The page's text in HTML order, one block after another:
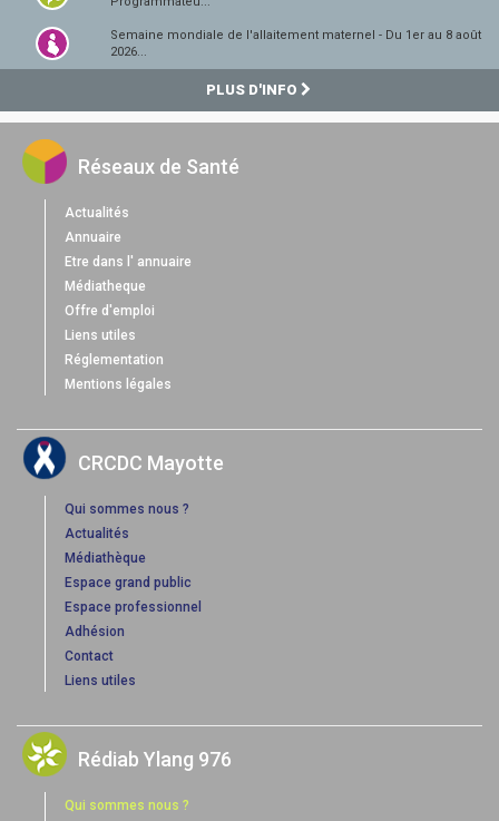
Semaine mondiale de l'allaitement maternel - Du 1er au 8 août
2026...
PLUS D'INFO
Réseaux de Santé
Actualités
Annuaire
Etre dans l' annuaire
Médiatheque
Offre d'emploi
Liens utiles
Réglementation
Mentions légales
CRCDC Mayotte
Qui sommes nous ?
Actualités
Médiathèque
Espace grand public
Espace professionnel
Adhésion
Contact
Liens utiles
Rédiab Ylang 976
Qui sommes nous ?